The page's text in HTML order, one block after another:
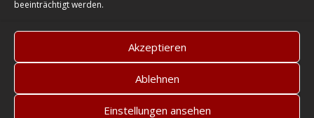
beeinträchtigt werden.
Akzeptieren
Ablehnen
Einstellungen ansehen